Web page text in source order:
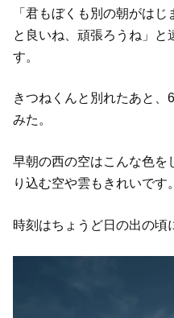
「君もぼくも別の朝がは
と良いね、頑張ろうね」と
す。
きつねくんと別れたあと、
みた。
早朝の西の空はこんな色を
り込む空や雲もきれいです。
時刻はちょうど日の出の頃